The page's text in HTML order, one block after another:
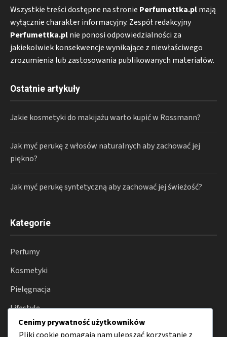
Wszystkie treści dostępne na stronie Perfumettka.plmają
wyłącznie charakter informacyjny. Zespół redakcyjny
Perfumettka.plnie ponosi odpowiedzialności za
jakiekolwiek konsekwencje wynikające z niewłaściwego
zrozumienia lub zastosowania publikowanych materiałów.
Ostatnie artykuły
Jakie kosmetyki do makijażu warto kupić w Rossmann?
Jak myć perukę z włosów naturalnych aby zachować jej
piękno?
Jak myć perukę syntetyczną aby zachować jej świeżość?
Kategorie
Perfumy
Kosmetyki
Pielęgnacja
Lifestyle
Porady
Cenimy prywatność użytkowników